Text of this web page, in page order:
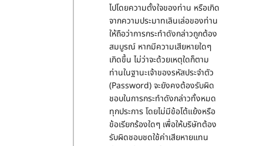
ไปโดยความตั้งใจของท่าน หรือเกิด
จากความประมาทเลินเล่อของท่าน
ให้ถือว่าการกระทำดังกล่าวถูกต้อง
สมบูรณ์ หากมีความเสียหายใดๆ
เกิดขึ้น ไม่ว่าจะด้วยเหตุใดก็ตาม
ท่านในฐานะเจ้าของรหัสประจำตัว
(Password) จะยังคงต้องรับผิด
ชอบในการกระทำดังกล่าวทั้งหมด
ทุกประการ โดยไม่มีข้อโต้แย้งหรือ
ข้อเรียกร้องใดๆ เพื่อให้บริษัทต้อง
รับผิดชอบชดใช้ค่าเสียหายแทน